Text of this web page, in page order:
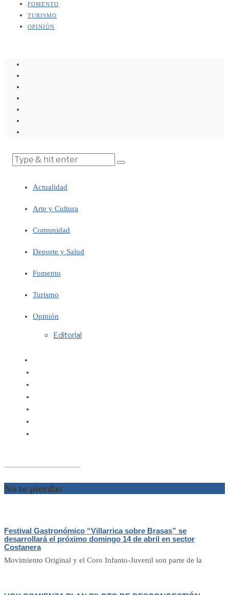
FOMENTO
TURISMO
OPINIÓN
Actualidad
Arte y Cultura
Comunidad
Deporte y Salud
Fomento
Turismo
Opinión
Editorial
No te pierdas
Festival Gastronómico “Villarrica sobre Brasas” se
desarrollará el próximo domingo 14 de abril en sector
Costanera
Movimiento Original y el Coro Infanto-Juvenil son parte de la